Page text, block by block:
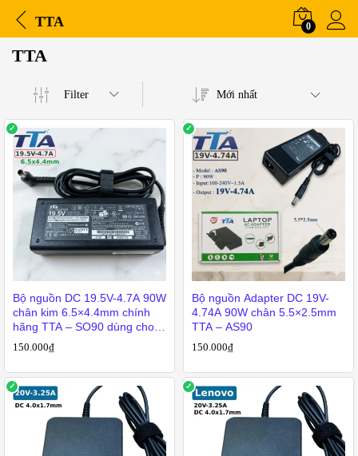
TTA 0
TTA
Filter Mới nhất
Bộ nguồn DC 19.5V-4.7A 90W
chân kim 6.5×4.4mm chính
hãng TTA – SO90 dùng cho
màn hình LG, laptop Sony
150.000₫
Bộ nguồn Adapter DC 19V-
4.74A 90W chân 5.5×2.5mm
TTA – AS90
150.000₫